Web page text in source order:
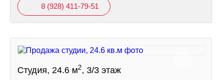
8 (928) 411-79-51
Студия, 24.6 м2, 3/3 этаж